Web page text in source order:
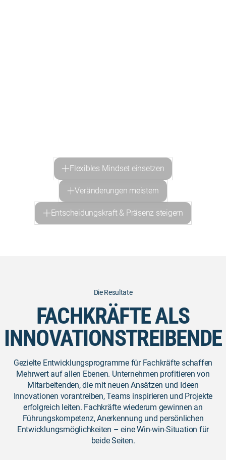
Flexibles Mindset einsetzen
Veränderungen meistern
Entscheidungskraft & Präsenz steigern
Die Resultate
FACHKRÄFTE ALS
INNOVATIONSTREIBENDE
Gezielte Entwicklungsprogramme für Fachkräfte schaffen
Mehrwert auf allen Ebenen. Unternehmen profitieren von
Mitarbeitenden, die mit neuen Ansätzen und Ideen
Innovationen vorantreiben, Teams inspirieren und Projekte
erfolgreich leiten. Fachkräfte wiederum gewinnen an
Führungskompetenz, Anerkennung und persönlichen
Entwicklungsmöglichkeiten – eine Win-win-Situation für
beide Seiten.